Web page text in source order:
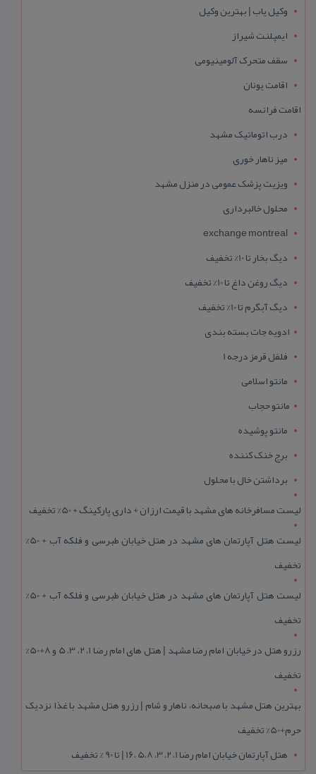
وکیل یاب | بهترین وکیل
ایمپلنت شیراز
سقف متحرک آلومینیومی
اقامت یونان
اقامت فرانسه
درب اتوماتیک مشهد
میز ناهار خوری
ویزیت پزشک عمومی در منزل مشهد
محلول خالبرداری
exchange montreal
دیگ بخار تا 10% تخفیف
دیگ روغن داغ تا 10% تخفیف
دیگ آبگرم تا 10% تخفیف
ادویه جات بسته بندی
فلفل قرمز درجه 1
مانتو اسلامی
مانتو حجاب
مانتو پوشیده
برج خنک کننده
برداشتن خال با محلول
لیست مسافرخانه های مشهد با قیمت ارزان + داری پارکینگ + 50% تخفیف
لیست هتل آپارتمان های مشهد در هتل خیابان طبرسی و فلکه آب + 50%
تخفیف
لیست هتل آپارتمان های مشهد در هتل خیابان طبرسی و فلکه آب + 50%
تخفیف
رزرو هتل در خیابان امام رضا مشهد | هتل‌ های امام رضا 1، 2، 3، 5 و 8+50%
تخفیف
بهترین هتل مشهد با صبحانه، ناهار و شام | رزرو هتل مشهد با غذا نزدیک
حرم+50% تخفیف
هتل آپارتمان خیابان امام رضا 1، 2، 3، 5،8 ،16 | تا 90 % تخفیف